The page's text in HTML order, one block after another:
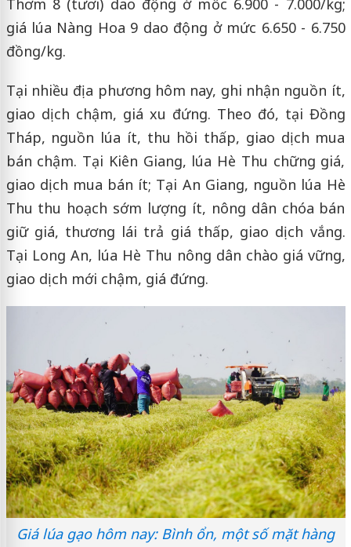
Thơm 8 (tươi) dao động ở mốc 6.900 - 7.000/kg;
giá lúa Nàng Hoa 9 dao động ở mức 6.650 - 6.750
đồng/kg.
Tại nhiều địa phương hôm nay, ghi nhận nguồn ít,
giao dịch chậm, giá xu đứng. Theo đó, tại Đồng
Tháp, nguồn lúa ít, thu hồi thấp, giao dịch mua
bán chậm. Tại Kiên Giang, lúa Hè Thu chững giá,
giao dịch mua bán ít; Tại An Giang, nguồn lúa Hè
Thu thu hoạch sớm lượng ít, nông dân chóa bán
giữ giá, thương lái trả giá thấp, giao dịch vắng.
Tại Long An, lúa Hè Thu nông dân chào giá vững,
giao dịch mới chậm, giá đứng.
Giá lúa gạo hôm nay: Bình ổn, một số mặt hàng